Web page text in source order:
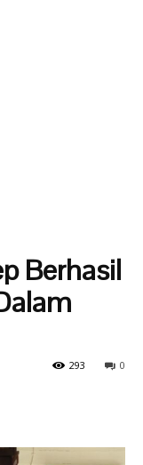
Berhasil
0
293